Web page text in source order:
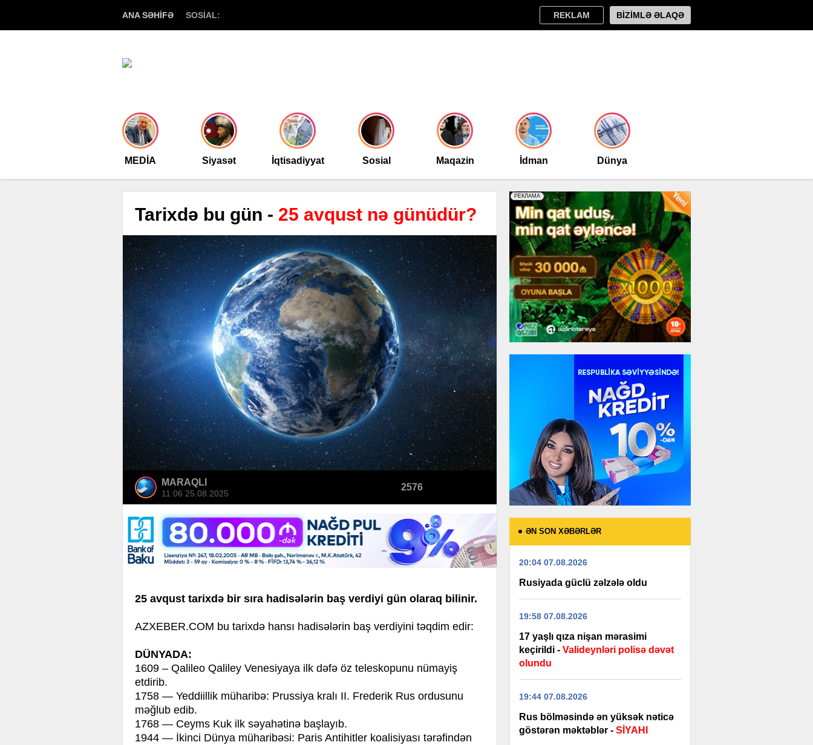
ANA SƏHİFƏ SOSİAL: REKLAM BİZİMLƏ ƏLAQƏ
MEDİA Siyasət İqtisadiyyat Sosial Maqazin İdman Dünya
Tarixdə bu gün - 25 avqust nə günüdür?
MARAQLI
11:06 25.08.2025
2576
25 avqust tarixdə bir sıra hadisələrin baş verdiyi gün olaraq bilinir.
AZXEBER.COM bu tarixdə hansı hadisələrin baş verdiyini təqdim edir:
DÜNYADA:
1609 – Qalileo Qaliley Venesiyaya ilk dəfə öz teleskopunu nümayiş
etdirib.
1758 — Yeddiillik müharibə: Prussiya kralı II. Frederik Rus ordusunu
məğlub edib.
1768 — Ceyms Kuk ilk səyahətinə başlayıb.
1944 — İkinci Dünya müharibəsi: Paris Antihitler koalisiyası tərəfindən
ƏN SON XƏBƏRLƏR
20:04 07.08.2026
Rusiyada güclü zəlzələ oldu
19:58 07.08.2026
17 yaşlı qıza nişan mərasimi
keçirildi - Valideynləri polisə dəvət
olundu
19:44 07.08.2026
Rus bölməsində ən yüksək nəticə
göstərən məktəblər - SİYAHI